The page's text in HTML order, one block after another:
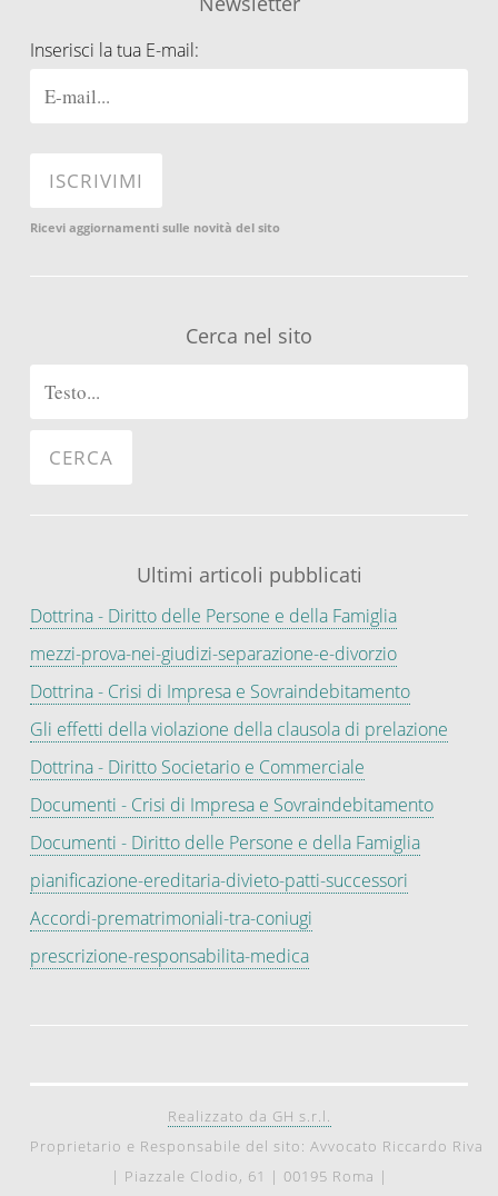
Inserisci la tua E-mail:
Ricevi aggiornamenti sulle novità del sito
Cerca nel sito
Ultimi articoli pubblicati
Dottrina - Diritto delle Persone e della Famiglia
mezzi-prova-nei-giudizi-separazione-e-divorzio
Dottrina - Crisi di Impresa e Sovraindebitamento
Gli effetti della violazione della clausola di prelazione
Dottrina - Diritto Societario e Commerciale
Documenti - Crisi di Impresa e Sovraindebitamento
Documenti - Diritto delle Persone e della Famiglia
pianificazione-ereditaria-divieto-patti-successori
Accordi-prematrimoniali-tra-coniugi
prescrizione-responsabilita-medica
Realizzato da GH s.r.l.
Proprietario e Responsabile del sito: Avvocato Riccardo Riva
| Piazzale Clodio, 61 | 00195 Roma |